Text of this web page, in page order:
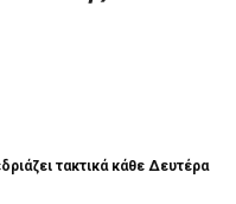
τακτικά κάθε Δευτέρα